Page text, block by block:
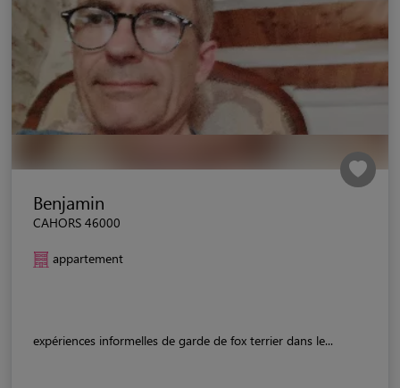
Benjamin
CAHORS 46000
appartement
expériences informelles de garde de fox terrier dans le...